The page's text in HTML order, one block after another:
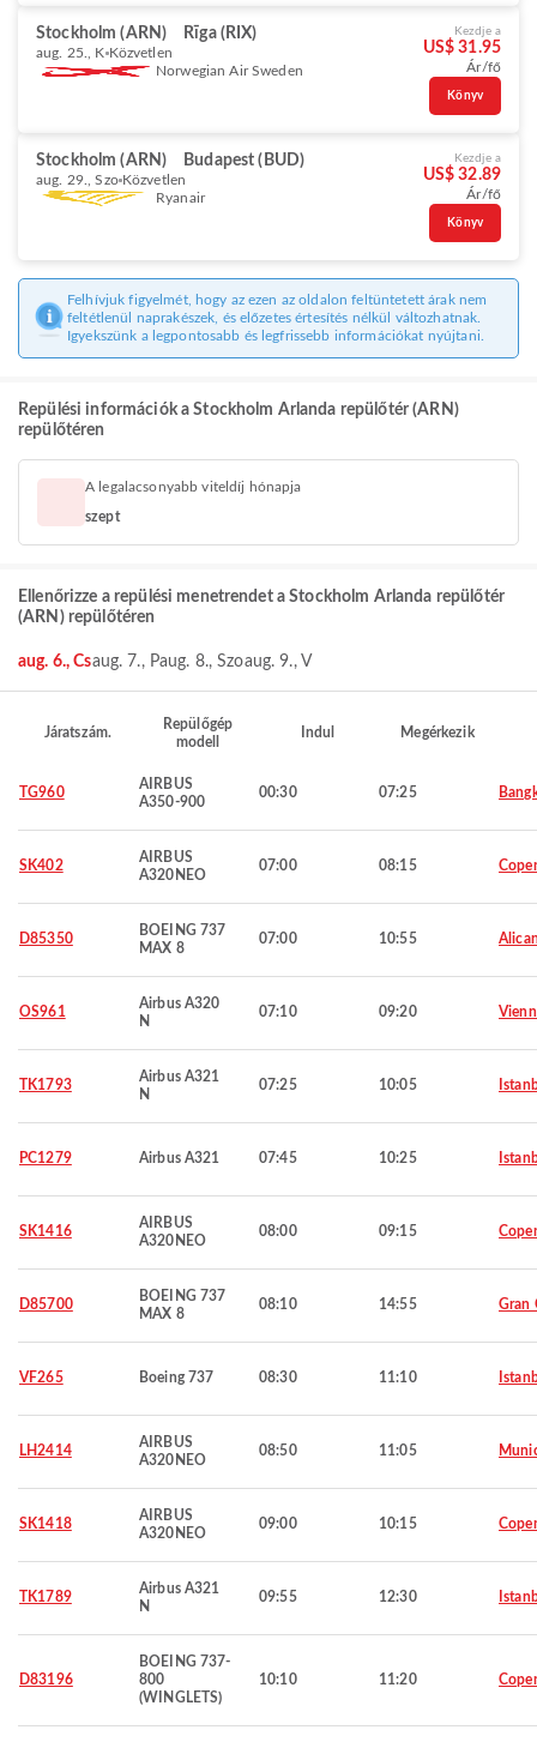
Stockholm (ARN) Rīga (RIX)
aug. 25., K Közvetlen
Norwegian Air Sweden
Kezdje a
US$ 31.95
Ár/fő
Könyv
Stockholm (ARN) Budapest (BUD)
aug. 29., Szo Közvetlen
Ryanair
Kezdje a
US$ 32.89
Ár/fő
Könyv
Felhívjuk figyelmét, hogy az ezen az oldalon feltüntetett árak nem
feltétlenül naprakészek, és előzetes értesítés nélkül változhatnak.
Igyekszünk a legpontosabb és legfrissebb információkat nyújtani.
Repülési információk a Stockholm Arlanda repülőtér (ARN)
repülőtéren
A legalacsonyabb viteldíj hónapja
szept
Ellenőrizze a repülési menetrendet a Stockholm Arlanda repülőtér
(ARN) repülőtéren
aug. 6., Csaug. 7., Paug. 8., Szoaug. 9., V
Járatszám.
Repülőgép
modell
Indul Megérkezik
TG960
AIRBUS
A350-900
00:30 07:25
SK402
AIRBUS
A320NEO
07:00 08:15
D85350
BOEING 737
MAX 8
07:00 10:55
OS961
Airbus A320
N
07:10 09:20
TK1793
Airbus A321
N
07:25 10:05
PC1279 Airbus A321 07:45 10:25
SK1416
AIRBUS
A320NEO
08:00 09:15
D85700
BOEING 737
MAX 8
08:10 14:55 Gran
VF265 Boeing 737 08:30 11:10
LH2414
AIRBUS
A320NEO
08:50 11:05
SK1418
AIRBUS
A320NEO
09:00 10:15
TK1789
Airbus A321
N
09:55 12:30
D83196
BOEING 737-
800
(WINGLETS)
10:10 11:20